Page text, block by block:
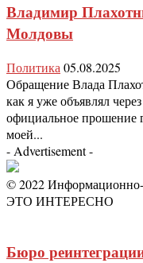
Владимир
Молдовы
Политика 05.08.2025
Обращение Влада
как я уже объявлял
официальное прошение
моей...
- Advertisement -
© 2022
ЭТО ИНТЕРЕСНО
Бюро